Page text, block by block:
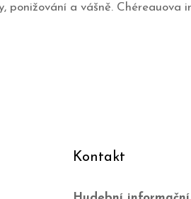
ponižování a vášně. Chéreauova
Kontakt